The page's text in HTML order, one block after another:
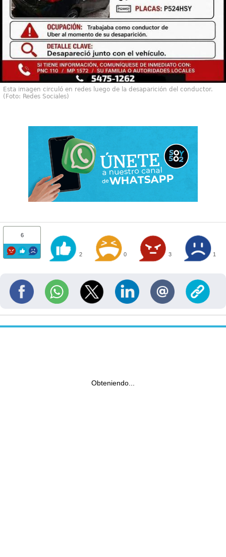
Esta imagen circuló en redes luego de la desaparición del conductor.
(Foto: Redes Sociales)
6
2 0 3 1
Obteniendo...